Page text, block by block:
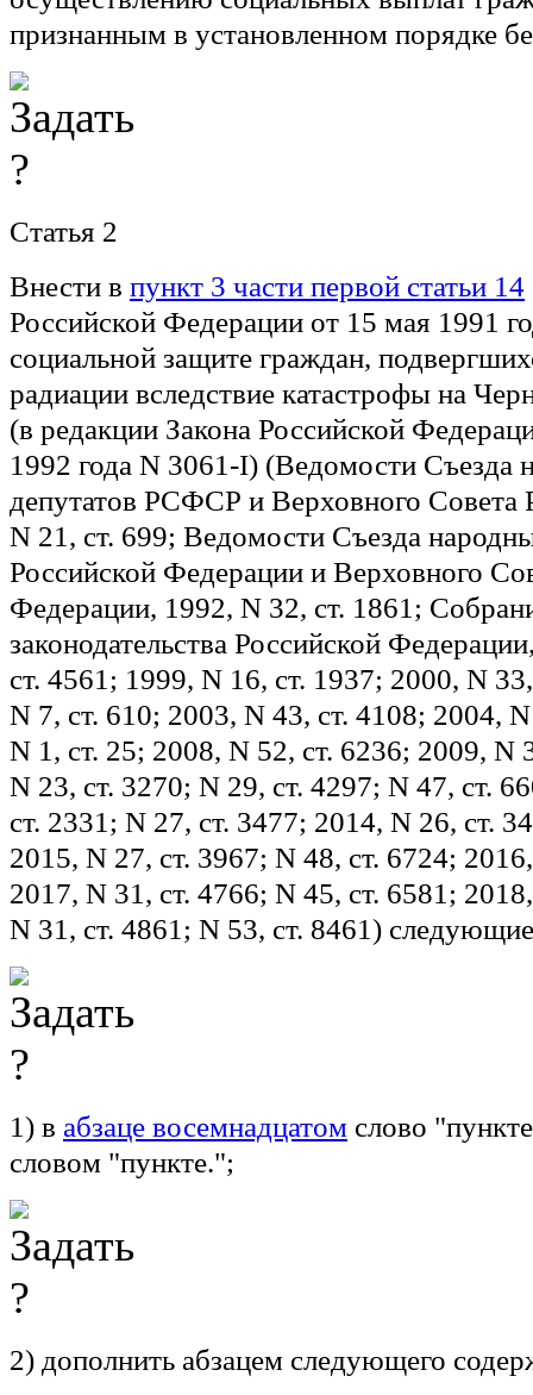
признанным в установленном порядке
Статья 2
Внести в пункт 3 части первой статьи 14
Российской Федерации от 15 мая 1991
социальной защите граждан,
радиации вследствие катастрофы на
(в редакции Закона Российской
1992 года N 3061-I) (Ведомости Съезда
депутатов РСФСР и Верховного
N 21, ст. 699; Ведомости Съезда
Российской Федерации и Верховного
Федерации, 1992, N 32, ст. 1861;
законодательства Российской
ст. 4561; 1999, N 16, ст. 1937; 2000, N
N 7, ст. 610; 2003, N 43, ст. 4108; 2004,
N 1, ст. 25; 2008, N 52, ст. 6236; 2009, N
N 23, ст. 3270; N 29, ст. 4297; N 47, ст.
ст. 2331; N 27, ст. 3477; 2014, N 26, ст.
2015, N 27, ст. 3967; N 48, ст. 6724;
2017, N 31, ст. 4766; N 45, ст. 6581;
N 31, ст. 4861; N 53, ст. 8461)
1) в абзаце восемнадцатом слово
словом "пункте.";
2) дополнить абзацем следующего